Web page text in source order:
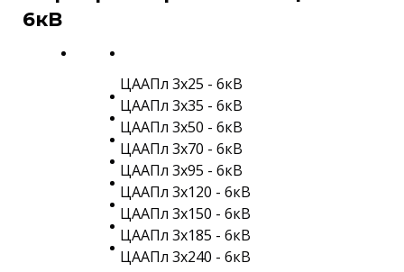
6кВ
ЦААПл 3х25 - 6кВ
ЦААПл 3х35 - 6кВ
ЦААПл 3х50 - 6кВ
ЦААПл 3х70 - 6кВ
ЦААПл 3х95 - 6кВ
ЦААПл 3х120 - 6кВ
ЦААПл 3х150 - 6кВ
ЦААПл 3х185 - 6кВ
ЦААПл 3х240 - 6кВ